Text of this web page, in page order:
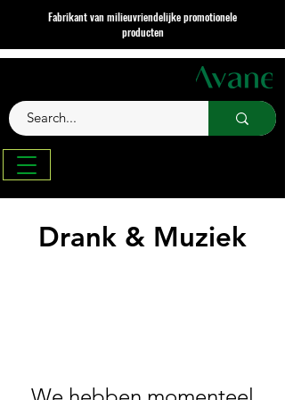
Fabrikant van milieuvriendelijke promotionele
producten
Drank & Muziek